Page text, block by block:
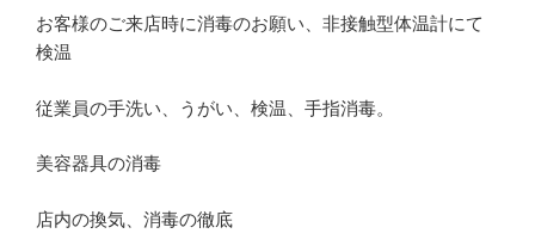
お客様のご来店時に消毒のお願い、非接触型体温計にて
検温
従業員の手洗い、うがい、検温、手指消毒。
美容器具の消毒
店内の換気、消毒の徹底